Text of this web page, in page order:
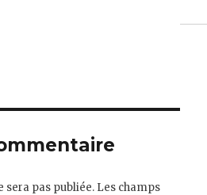
sera pas publiée. Les champs